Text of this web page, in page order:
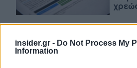
insider.gr - Do Not Process My
Information
01-04-